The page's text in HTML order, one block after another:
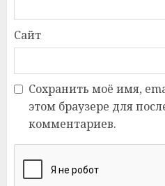
Сайт
Сохранить моё имя,
этом браузере для
комментариев.